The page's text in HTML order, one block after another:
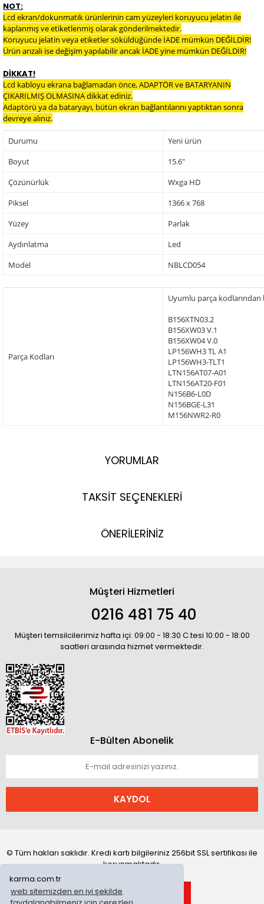
karma.com.tr
web sitemizden en iyi şekilde
NOT:
Lcd ekran/dokunmatik ürünlerinin cam yüzeyleri koruyucu jelatin ile
kaplanmış ve etiketlenmiş olarak gönderilmektedir.
Koruyucu jelatin veya etiketler söküldüğünde İADE mümkün DEĞİLDİR!
Ürün arızalı ise değişim yapılabilir ancak İADE yine mümkün DEĞİLDİR!
DİKKAT!
Lcd kabloyu ekrana bağlamadan önce, ADAPTÖR ve BATARYANIN
ÇIKARILMIŞ OLMASINA dikkat ediniz.
Adaptörü ya da bataryayı, bütün ekran bağlantılarını yaptıktan sonra
devreye alınız.
Durumu
Yeni ürün
Boyut
15.6"
Çözünürlük
Wxga HD
Piksel
1366 x 768
Yüzey
Parlak
Aydınlatma
Led
Model
NBLCD054
Parça Kodları
Uyumlu parça kodlarından
B156XTN03.2
B156XW03 V.1
B156XW04 V.0
LP156WH3 TL A1
LP156WH3-TLT1
LTN156AT07-A01
LTN156AT20-F01
N156B6-L0D
N156BGE-L31
M156NWR2-R0
YORUMLAR
TAKSİT SEÇENEKLERİ
ÖNERİLERİNİZ
Müşteri Hizmetleri
0216 481 75 40
Müşteri temsilcilerimiz hafta içi: 09:00 - 18:30 C.tesi 10:00 - 18:00
saatleri arasında hizmet vermektedir.
E-Bülten Abonelik
KAYDOL
© Tüm hakları saklıdır. Kredi kartı bilgileriniz 256bit SSL sertifikası ile
korunmaktadır.